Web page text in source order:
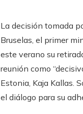
La decisión tomada
Bruselas, el primer
este verano su
reunión como
Estonia, Kaja Kallas.
el diálogo para su